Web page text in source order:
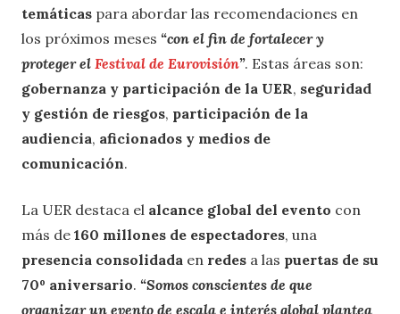
temáticas para abordar las recomendaciones en
los próximos meses “con el fin de fortalecer y
proteger el Festival de Eurovisión”. Estas áreas son:
gobernanza y participación de la UER, seguridad
y gestión de riesgos, participación de la
audiencia, aficionados y medios de
comunicación.
La UER destaca el alcance global del evento con
más de 160 millones de espectadores, una
presencia consolidada en redes a las puertas de su
70º aniversario. “Somos conscientes de que
organizar un evento de escala e interés global plantea